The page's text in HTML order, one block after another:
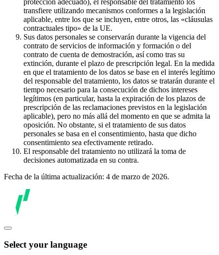
transfiere utilizando mecanismos conformes a la legislación
aplicable, entre los que se incluyen, entre otros, las «cláusulas
contractuales tipo» de la UE.
Sus datos personales se conservarán durante la vigencia del
contrato de servicios de información y formación o del
contrato de cuenta de demostración, así como tras su
extinción, durante el plazo de prescripción legal. En la medida
en que el tratamiento de los datos se base en el interés legítimo
del responsable del tratamiento, los datos se tratarán durante el
tiempo necesario para la consecución de dichos intereses
legítimos (en particular, hasta la expiración de los plazos de
prescripción de las reclamaciones previstos en la legislación
aplicable), pero no más allá del momento en que se admita la
oposición. No obstante, si el tratamiento de sus datos
personales se basa en el consentimiento, hasta que dicho
consentimiento sea efectivamente retirado.
El responsable del tratamiento no utilizará la toma de
decisiones automatizada en su contra.
Fecha de la última actualización: 4 de marzo de 2026.
Select your language